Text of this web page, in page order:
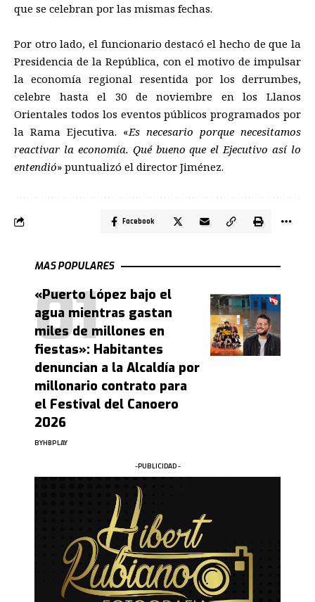
que se celebran por las mismas fechas.
Por otro lado, el funcionario destacó el hecho de que la
Presidencia de la República, con el motivo de impulsar
la economía regional resentida por los derrumbes,
celebre hasta el 30 de noviembre en los Llanos
Orientales todos los eventos públicos programados por
la Rama Ejecutiva. «Es necesario porque necesitamos
reactivar la economía. Qué bueno que el Ejecutivo así lo
entendió» puntualizó el director Jiménez.
Facebook
MAS POPULARES
«Puerto López bajo el
agua mientras gastan
miles de millones en
fiestas»: Habitantes
denuncian a la Alcaldía por
millonario contrato para
el Festival del Canoero
2026
BYHBPLAY
-PUBLICIDAD -